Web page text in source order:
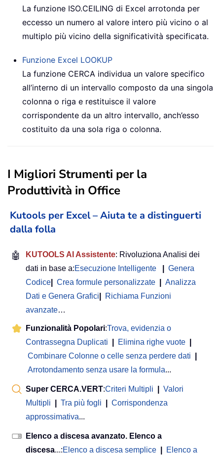
La funzione ISO.CEILING di Excel arrotonda per
eccesso un numero al valore intero più vicino o al
multiplo più vicino della significatività specificata.
Funzione Excel LOOKUP
La funzione CERCA individua un valore specifico
all’interno di un intervallo composto da una singola
colonna o riga e restituisce il valore
corrispondente da un altro intervallo, anch’esso
costituito da una sola riga o colonna.
I Migliori Strumenti per la
Produttività in Office
Kutools per Excel – Aiuta te a distinguerti
dalla folla
🤖 KUTOOLS AI Assistente: Rivoluziona Analisi dei
dati in base a:Esecuzione Intelligente
Genera
Codice
Crea formule personalizzate
Analizza
Dati e Genera Grafici
Richiama Funzioni
avanzate…
Funzionalità Popolari:Trova, evidenzia o
Contrassegna Duplicati
Elimina righe vuote
Combinare Colonne o celle senza perdere dati
Arrotondamento senza usare la formula...
Super CERCA.VERT:Criteri Multipli
Valori
Multipli
Tra più fogli
Corrispondenza
approssimativa...
Elenco a discesa avanzato. Elenco a
discesa...:Elenco a discesa semplice
Elenco a